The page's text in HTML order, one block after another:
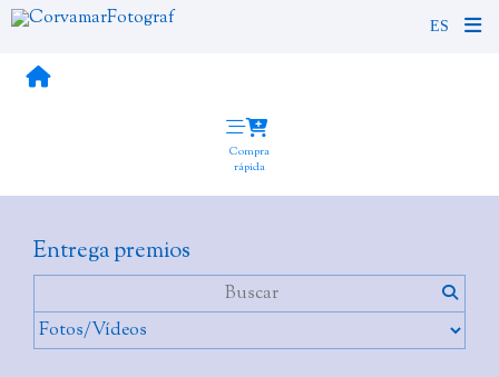
Compra
rápida
Entrega premios